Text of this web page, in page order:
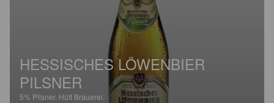
HESSISCHES LÖWENBIER
PILSNER
5% Pilsner. Hütt Brauerei.